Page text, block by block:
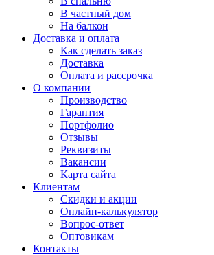
В частный дом
На балкон
Доставка и оплата
Как сделать заказ
Доставка
Оплата и рассрочка
О компании
Производство
Гарантия
Портфолио
Отзывы
Реквизиты
Вакансии
Карта сайта
Клиентам
Скидки и акции
Онлайн-калькулятор
Вопрос-ответ
Оптовикам
Контакты